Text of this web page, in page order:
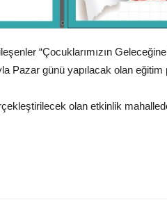
“Çocuklarımızın
Pazar günü yapılacak olan
olan etkinlik